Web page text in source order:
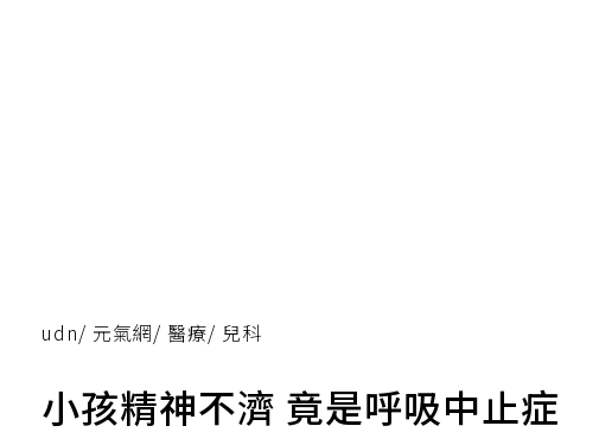
udn/ 元氣網/ 醫療/ 兒科
小孩精神不濟 竟是呼吸中止症